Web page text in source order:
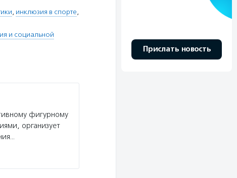
, инклюзия в спорте,
и социальной
фигурному
организует
Прислать новость